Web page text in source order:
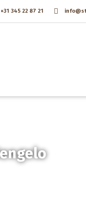
+31 345 22 87 21